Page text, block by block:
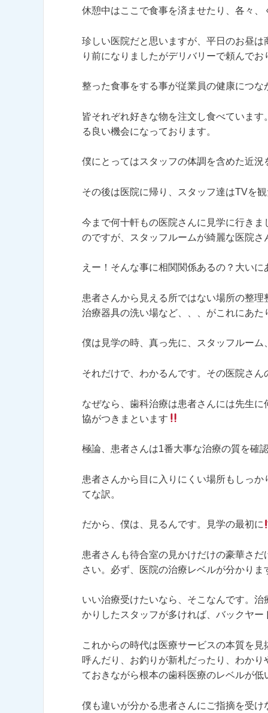
休憩中はここで食事を済ませたり、各々、
珍しい医院だと思いますが、平日のお昼
り前になりましたがデリバリーで頼んでお
整った食事をする事が従業員の健康につ
皆それぞれ好きな物を注文し食べていま
る良い機会になっております。
僕にとってはスタッフの体調を含めた近
その後は医院に帰り、スタッフ達はTVを
今まで何十軒もの医院さんに見学に行き
のですが、スタッフルームが綺麗な医院
えー！そんな事に相関関係あるの？大い
患者さんから見える所ではない場所の整
治療器具の洗い場など、、、がこれにあた
僕は見学の時、真っ先に、スタッフルー
それだけで、わかるんです。その医院さ
なぜなら、歯科治療は患者さんには先生
協がつきまといます
極論、患者さんは1番大事な治療の質を確
患者さんから目に入りにくい場所もしっ
てな訳。
だから、僕は、見るんです。見学の最初に
患者さんも待合室の見かけだけの豪華さ
さい。必ず、医院の治療レベルが分かりま
いい治療受けたいなら、そこなんです。
かりしたスタッフが多ければ、バックヤ
これからの時代は医療サービスの本質を
呼んだり、お釣りが新札だったり、わか
ておきながら根本の歯科医療のレベルが
僕も違いが分かる患者さんにご指摘を受